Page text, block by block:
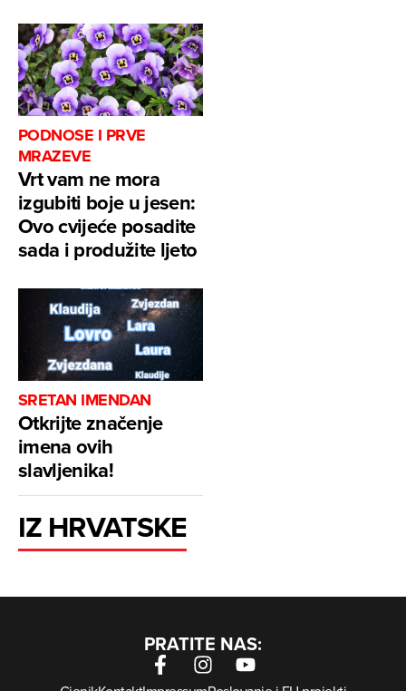
PODNOSE I PRVE
MRAZEVE
Vrt vam ne mora
izgubiti boje u jesen:
Ovo cvijeće posadite
sada i produžite ljeto
SRETAN IMENDAN
Otkrijte značenje
imena ovih
slavljenika!
IZ HRVATSKE
PRATITE NAS: